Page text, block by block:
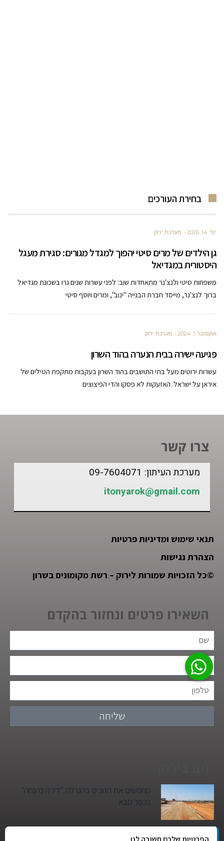
בחירת העורכים
יולי 14, 2026 מערכת ירוק
גן הילדים של מרים סיטי יהפוך למגדל מגורים: סגירת מעגל
היסטורית במגדיאל
משפחות סיטי ולנצ'נר מתאחדות שוב: לפני עשרות שנים גרו בשכונת מגדיאל
ברוך לנצ'נר, מייסד חברת הבנייה "ינוב", ומרים ויוסף סיטי
אוקטובר 1, 2024 מערכת ירוק
פגיעה ישירה בבית הנערה בהוד השרון
עשרות ירוטים מעל בתי התושבים בהוד השרון בעקבות מתקפת הטילים של
איראן על ישראל. האזעקות לא פסקו והדי הפיצוצים
צרו קשר
מערכת העיתון: 09-7604071
itonyarok@gmail.com
תנאי שימוש ומדיניות פרטיות
הצהרת נגישות
©כל הזכויות שמורות לירוק – רשת מקומונים בשרון
השאירו פרטים ונחזור בהקדם
שליחה
מחפשים את הזוכים בהגרלה "דירה בהנחה"
בכפר סבא
גן הילדים של מרים סיטי יהפוך למגדל מגורים: